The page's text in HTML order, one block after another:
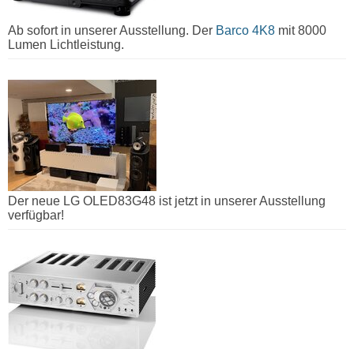
Ab sofort in unserer Ausstellung. Der Barco 4K8 mit 8000
Lumen Lichtleistung.
Der neue LG OLED83G48 ist jetzt in unserer Ausstellung
verfügbar!